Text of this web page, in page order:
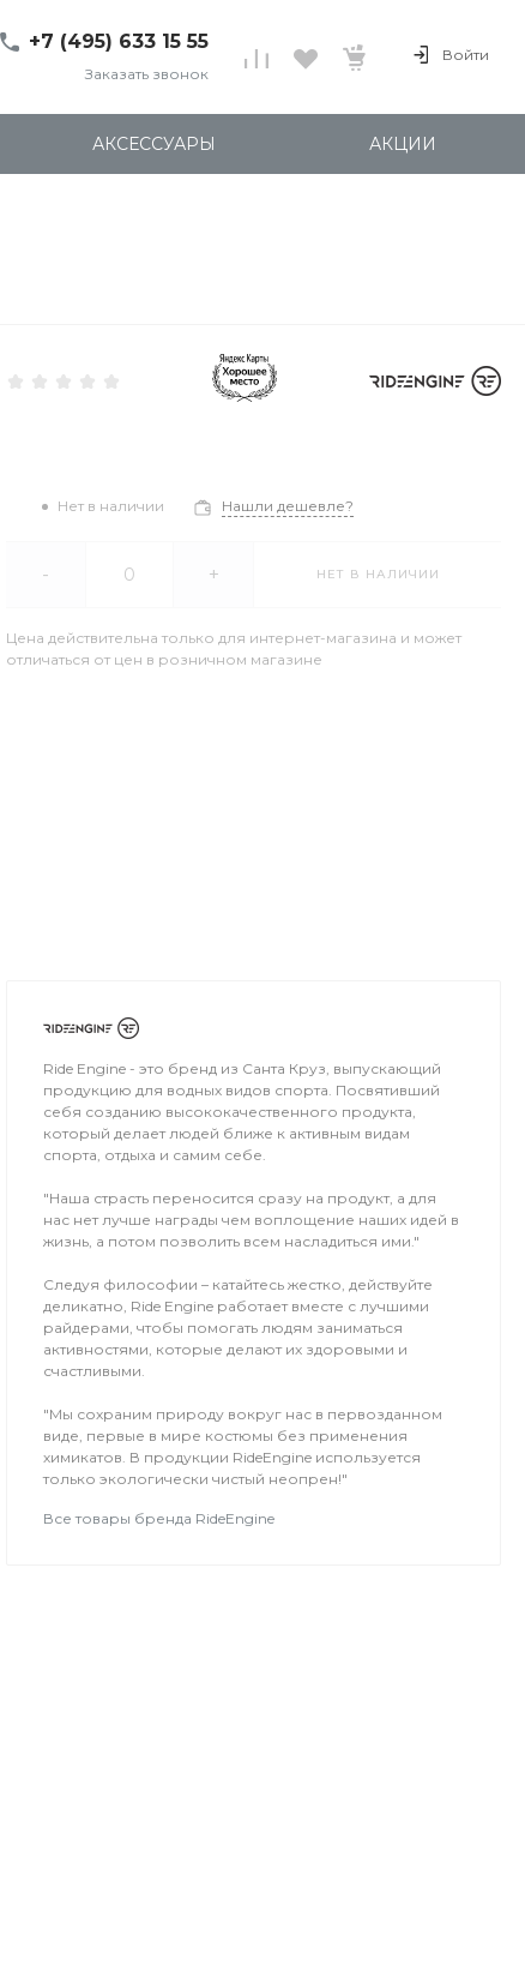
+7 (495) 633 15 55
Правды, д. 24с7
Пн-Пт: 11:00-20:00
Заказать звонок
Войти
АКСЕССУАРЫ АКЦИИ
Нет в наличии Нашли дешевле?
- + НЕТ В НАЛИЧИИ
Цена действительна только для интернет-магазина и может
отличаться от цен в розничном магазине
Ride Engine - это бренд из Санта Круз, выпускающий
продукцию для водных видов спорта. Посвятивший
себя созданию высококачественного продукта,
который делает людей ближе к активным видам
спорта, отдыха и самим себе.
"Наша страсть переносится сразу на продукт, а для
нас нет лучше награды чем воплощение наших идей в
жизнь, а потом позволить всем насладиться ими."
Следуя философии – катайтесь жестко, действуйте
деликатно, Ride Engine работает вместе с лучшими
райдерами, чтобы помогать людям заниматься
активностями, которые делают их здоровыми и
счастливыми.
"Мы сохраним природу вокруг нас в первозданном
виде, первые в мире костюмы без применения
химикатов. В продукции RideEngine используется
только экологически чистый неопрен!"
Все товары бренда RideEngine